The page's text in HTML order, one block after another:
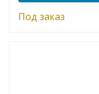
Под заказ